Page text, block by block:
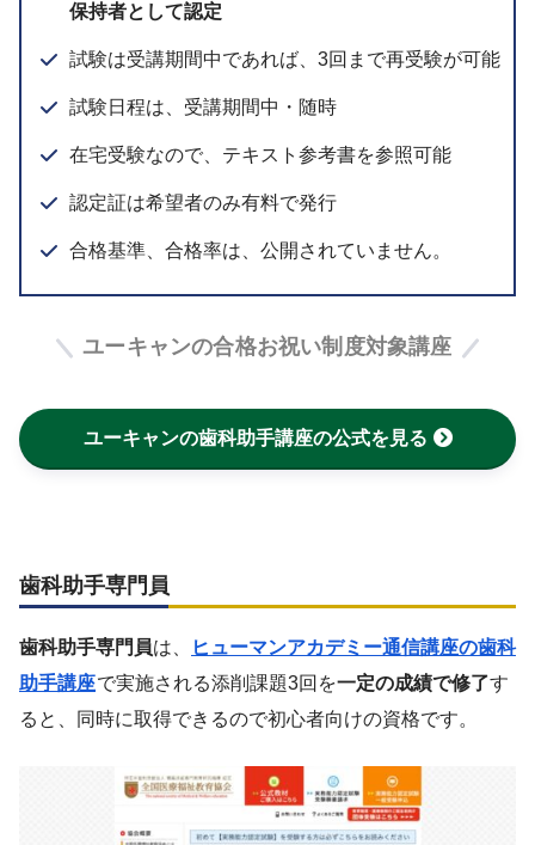
保持者として認定
試験は受講期間中であれば、3回まで再受験が可能
試験日程は、受講期間中・随時
在宅受験なので、テキスト参考書を参照可能
認定証は希望者のみ有料で発行
合格基準、合格率は、公開されていません。
ユーキャンの合格お祝い制度対象講座
ユーキャンの歯科助手講座の公式を見る
歯科助手専門員
歯科助手専門員は、
ヒューマンアカデミー通信講座の歯科
助手講座で実施される添削課題3回を一定の成績で修了す
ると、同時に取得できるので初心者向けの資格です。